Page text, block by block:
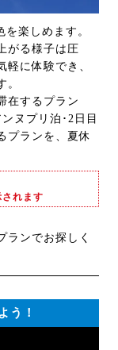
楽しめます。
がる様子は圧
に体験でき、
。
在するプラン
ヌプリ泊･2日目
プランを、夏休
れます
ンでお探しく
う！